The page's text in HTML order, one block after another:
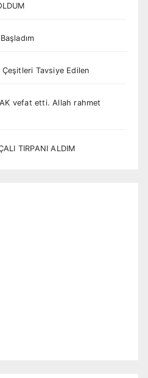
Tavsiye Edilen
vefat etti. Allah rahmet
TIRPANI ALDIM